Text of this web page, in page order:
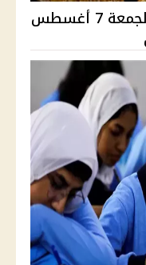
سعر الذهب في مصر اليوم الجمعة 7 أغسطس